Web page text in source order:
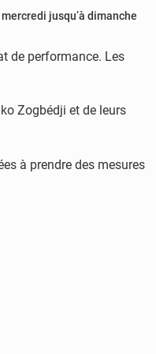
jusqu’à dimanche
de performance. Les
Zogbédji et de leurs
à prendre des mesures